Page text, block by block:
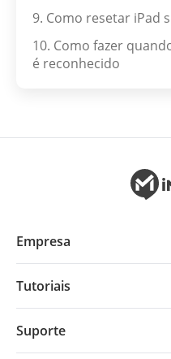
9. Como resetar iPad
10. Como fazer
é reconhecido
Empresa
Tutoriais
Suporte